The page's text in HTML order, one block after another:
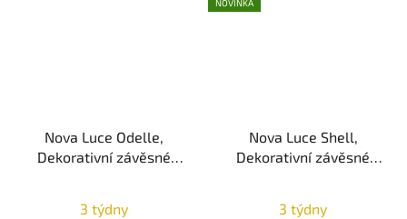
Nova Luce Odelle,
Dekorativní závěsné
3 týdny
NOVINKA
Nova Luce Shell,
Dekorativní závěsné
3 týdny